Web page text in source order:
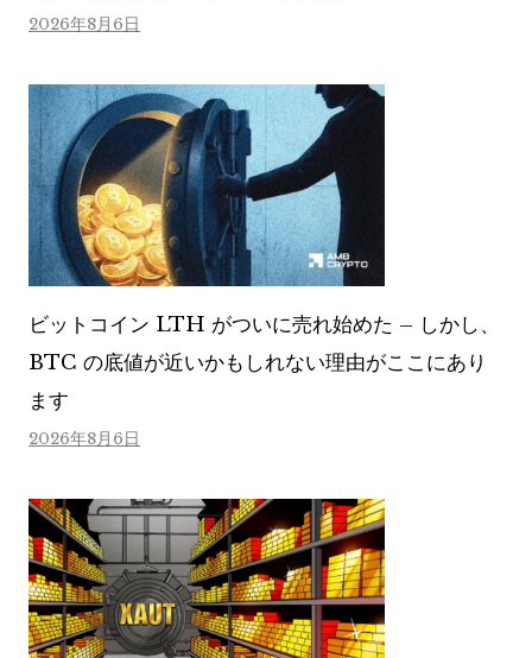
2026年8月6日
ビットコイン LTH がついに売れ始めた – しかし、
BTC の底値が近いかもしれない理由がここにあり
ます
2026年8月6日